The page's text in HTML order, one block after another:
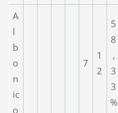
A
l
b
o
n
ic
o
7
1
2
5
8
,
3
3
%